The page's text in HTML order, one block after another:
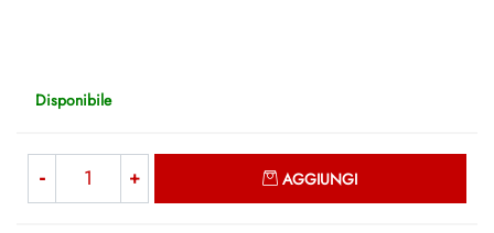
Disponibile
AGGIUNGI